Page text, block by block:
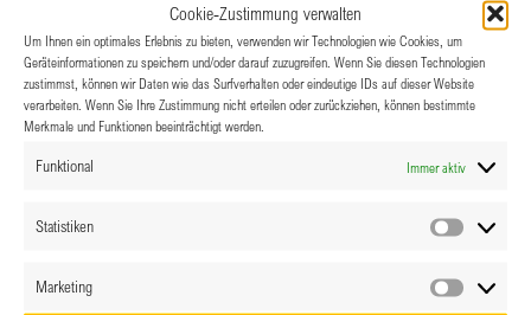
Cookie-Zustimmung verwalten
Um Ihnen ein optimales Erlebnis zu bieten, verwenden wir Technologien wie Cookies, um
Geräteinformationen zu speichern und/oder darauf zuzugreifen. Wenn Sie diesen Technologien
zustimmst, können wir Daten wie das Surfverhalten oder eindeutige IDs auf dieser Website
verarbeiten. Wenn Sie Ihre Zustimmung nicht erteilen oder zurückziehen, können bestimmte
Merkmale und Funktionen beeinträchtigt werden.
Funktional Immer aktiv
Statistiken
Marketing
8.01.2026 @ 18:00-